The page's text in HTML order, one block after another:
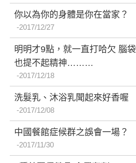
你以為你的身體是你在當家？
2017/12/27
明明才9點，就一直打哈欠 腦
也提不起精神………
2017/12/18
洗髮乳、沐浴乳聞起來好香喔
2017/12/08
中國餐館症候群之誤會一場？
2017/11/30